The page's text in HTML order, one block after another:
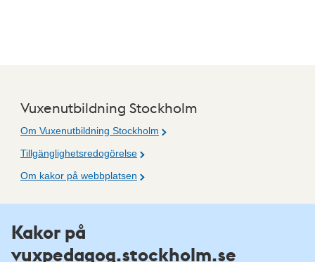
Vuxenutbildning Stockholm
Om Vuxenutbildning Stockholm
Tillgänglighetsredogörelse
Om kakor på webbplatsen
Fler resurser
Vuxenutbildning Stockholm
Kakor på
vuxpedagog.stockholm.se